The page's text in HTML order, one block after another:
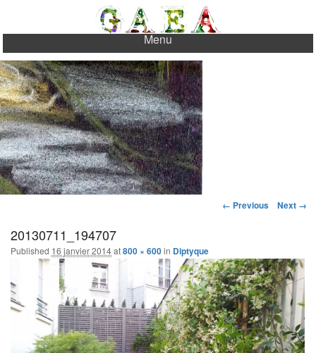
principal
Gaea Paysages Menu Newsletter
Image
← Previous Next →
20130711_194707
Published 16 janvier 2014at800 × 600in Diptyque